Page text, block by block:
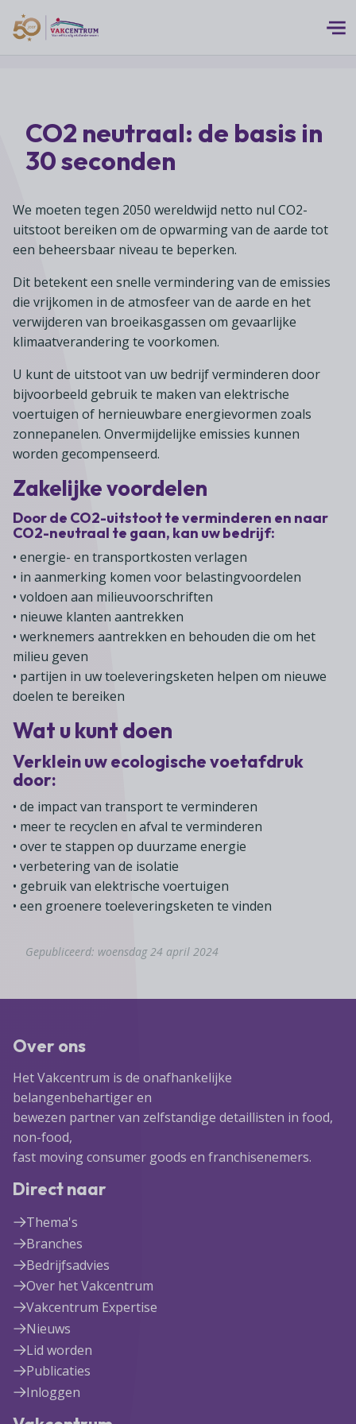
Agenda
Contact
Inloggen
Zoeken
MEERwaarde
Assortiment
Duurzaamheid
Franchise
Klanten
Ondernemerschap
Werkgeverschap
Branches
Supermarkten
Foodspecialiteitenwinkels
Drogisterijen
Drankenspeciaalzaken
Huishoudelijke artikelenzaken
Koken en tafelen
Zoetwarenwinkels
Speelgoed, hobby- en feestartikelen
Branchecijfers
Advies overzicht
Bedrijfsjuridisch advies
Bedrijfseconomisch advies
Franchise advies
Verenigingsondersteuning
Fiscaal advies
Tarieven en voorwaarden
Vakcentrum Expertise
Vakcentrum Expertise overzicht
Belangenbehartiging
Advies
Kennis & inspiratie
Ledenvoordeel
Publicatieoverzicht
Over Vakcentrum
Over Vakcentrum overzicht
Besturen
Statuten
Ons team
Partners
Jaarverslag
Pers
In English
Agenda
CO2 neutraal: de basis in
30 seconden
We moeten tegen 2050 wereldwijd netto nul CO2-
uitstoot bereiken om de opwarming van de aarde tot
een beheersbaar niveau te beperken.
Dit betekent een snelle vermindering van de emissies
die vrijkomen in de atmosfeer van de aarde en het
verwijderen van broeikasgassen om gevaarlijke
klimaatverandering te voorkomen.
U kunt de uitstoot van uw bedrijf verminderen door
bijvoorbeeld gebruik te maken van elektrische
voertuigen of hernieuwbare energievormen zoals
zonnepanelen. Onvermijdelijke emissies kunnen
worden gecompenseerd.
Zakelijke voordelen
Door de CO2-uitstoot te verminderen en naar
CO2-neutraal te gaan, kan uw bedrijf:
• energie- en transportkosten verlagen
• in aanmerking komen voor belastingvoordelen
• voldoen aan milieuvoorschriften
• nieuwe klanten aantrekken
• werknemers aantrekken en behouden die om het
milieu geven
• partijen in uw toeleveringsketen helpen om nieuwe
doelen te bereiken
Wat u kunt doen
Verklein uw ecologische voetafdruk
door:
• de impact van transport te verminderen
• meer te recyclen en afval te verminderen
• over te stappen op duurzame energie
• verbetering van de isolatie
• gebruik van elektrische voertuigen
• een groenere toeleveringsketen te vinden
Gepubliceerd: woensdag 24 april 2024
Over ons
Het Vakcentrum is de onafhankelijke
belangenbehartiger en
bewezen partner van zelfstandige detaillisten in food,
non-food,
fast moving consumer goods en franchisenemers.
Direct naar
Thema's
Branches
Bedrijfsadvies
Over het Vakcentrum
Vakcentrum Expertise
Nieuws
Lid worden
Publicaties
Inloggen